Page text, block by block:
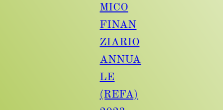
MICO
FINAN
ZIARIO
ANNUA
LE
(REFA)